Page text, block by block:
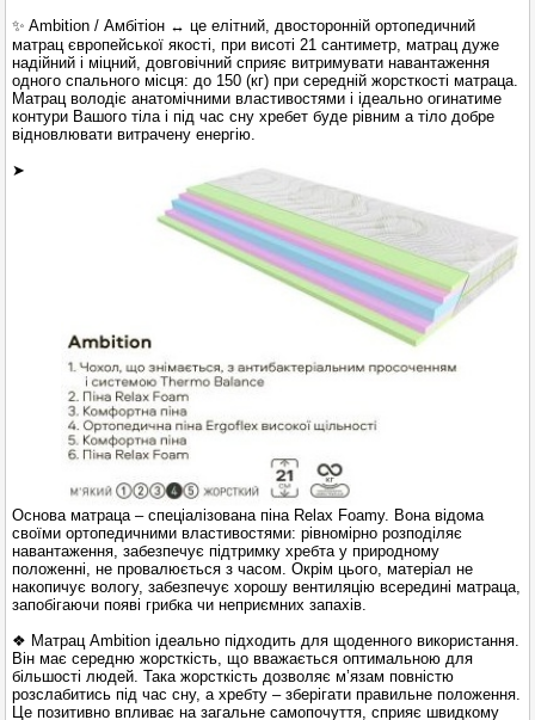
✨ Ambition / Амбітіон ↔ це елітний, двосторонній ортопедичний
матрац європейської якості, при висоті 21 сантиметр, матрац дуже
надійний і міцний, довговічний сприяє витримувати навантаження
одного спального місця: до 150 (кг) при середній жорсткості матраца.
Матрац володіє анатомічними властивостями і ідеально огинатиме
контури Вашого тіла і під час сну хребет буде рівним а тіло добре
відновлювати витрачену енергію.
➤
Основа матраца – спеціалізована піна Relax Foamy. Вона відома
своїми ортопедичними властивостями: рівномірно розподіляє
навантаження, забезпечує підтримку хребта у природному
положенні, не провалюється з часом. Окрім цього, матеріал не
накопичує вологу, забезпечує хорошу вентиляцію всередині матраца,
запобігаючи появі грибка чи неприємних запахів.
❖ Матрац Ambition ідеально підходить для щоденного використання.
Він має середню жорсткість, що вважається оптимальною для
більшості людей. Така жорсткість дозволяє м’язам повністю
розслабитись під час сну, а хребту – зберігати правильне положення.
Це позитивно впливає на загальне самопочуття, сприяє швидкому